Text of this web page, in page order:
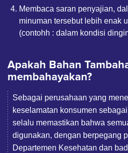
Membaca saran penyajian,
minuman tersebut lebih enak
(contohh : dalam kondisi
Apakah Bahan
membahayakan?
Sebagai perusahaan yang
keselamatan konsumen
selalu memastikan bahwa
digunakan, dengan berpegang
Departemen Kesehatan dan